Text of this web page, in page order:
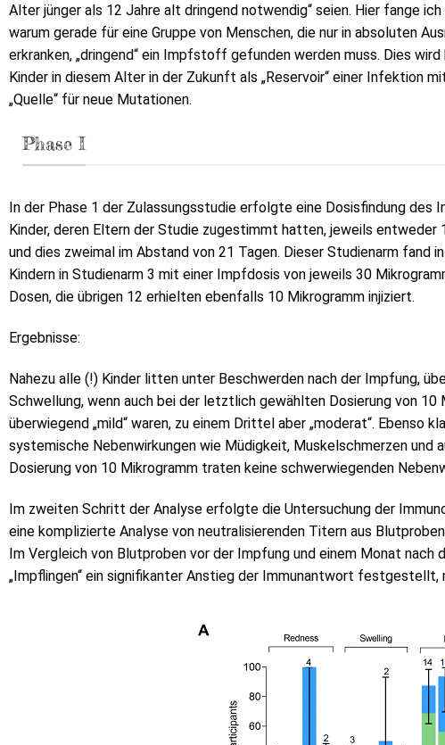
Alter jünger als 12 Jahre alt dringend notwendig“ seien. Hier fange
warum gerade für eine Gruppe von Menschen, die nur in absoluten
erkranken, „dringend“ ein Impfstoff gefunden werden muss. Dies
Kinder in diesem Alter in der Zukunft als „Reservoir“ einer Infektion
„Quelle“ für neue Mutationen.
Phase I
In der Phase 1 der Zulassungsstudie erfolgte eine Dosisfindung
Kinder, deren Eltern der Studie zugestimmt hatten, jeweils
und dies zweimal im Abstand von 21 Tagen. Dieser Studienarm fand
Kindern in Studienarm 3 mit einer Impfdosis von jeweils 30
Dosen, die übrigen 12 erhielten ebenfalls 10 Mikrogramm injiziert.
Ergebnisse:
Nahezu alle (!) Kinder litten unter Beschwerden nach der Impfung,
Schwellung, wenn auch bei der letztlich gewählten Dosierung von 10
überwiegend „mild“ waren, zu einem Drittel aber „moderat“. Ebenso
systemische Nebenwirkungen wie Müdigkeit, Muskelschmerzen und
Dosierung von 10 Mikrogramm traten keine schwerwiegenden
Im zweiten Schritt der Analyse erfolgte die Untersuchung der
eine komplizierte Analyse von neutralisierenden Titern aus
Im Vergleich von Blutproben vor der Impfung und einem Monat nach
„Impflingen“ ein signifikanter Anstieg der Immunantwort festgestellt,